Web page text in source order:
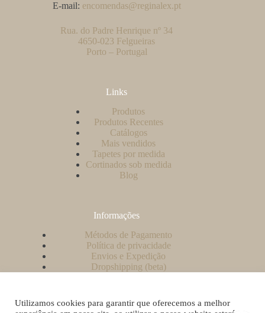
E-mail: encomendas@reginalex.pt
Rua. do Padre Henrique nº 34
4650-023 Felgueiras
Porto – Portugal
Links
Produtos
Produtos Recentes
Catálogos
Mais vendidos
Tapetes por medida
Cortinados sob medida
Blog
Informações
Métodos de Pagamento
Política de privacidade
Envios e Expedição
Dropshipping (beta)
Como criar uma conta no nosso website?
Livro de Reclamações
Utilizamos cookies para garantir que oferecemos a melhor